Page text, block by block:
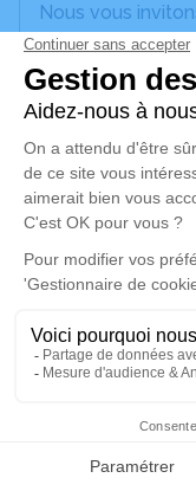
Faire-part
Nous vous
laisser vos
souvenirs, une
à travers des
est un lieu
mémoire de
Cérémonie
mardi 20
Crématorium
15 Rue Pierre